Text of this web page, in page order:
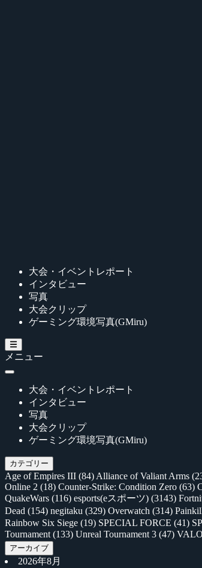
大会・イベントレポート
インタビュー
写真
大会クリップ
ゲーミング環境写真(GMiru)
メニュー
大会・イベントレポート
インタビュー
写真
大会クリップ
ゲーミング環境写真(GMiru)
カテゴリー
Age of Empires III (84) Alliance of Valiant Arms
Online 2 (18) Counter-Strike: Condition Zero (63)
QuakeWars (116) esports(eスポーツ) (3143)
Dead (154) negitaku (329) Overwatch (314)
Rainbow Six Siege (19) SPECIAL FORCE (41)
Tournament (133) Unreal Tournament 3 (47)
アーカイブ
2026年8月